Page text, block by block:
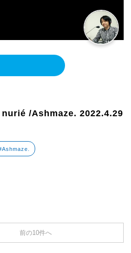
/Ashmaze. 2022.4.29
前の10件へ